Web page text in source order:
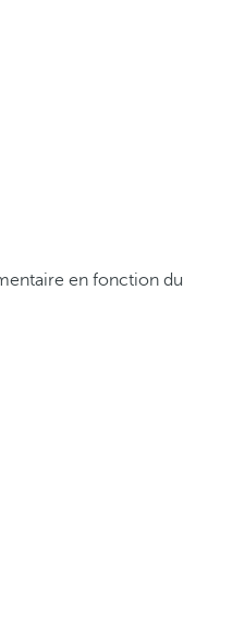
en fonction du